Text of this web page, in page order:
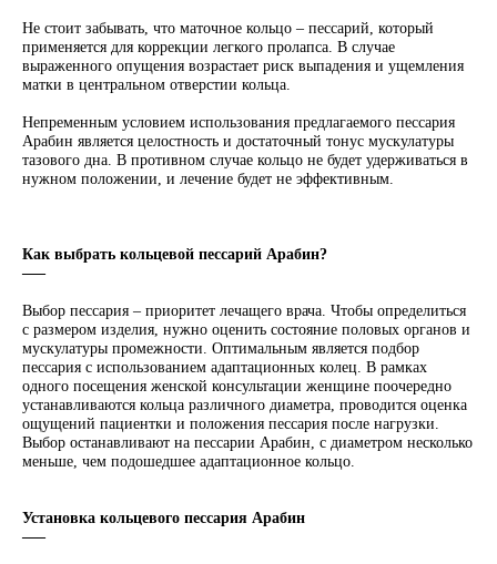
Не стоит забывать, что маточное кольцо – пессарий, который
применяется для коррекции легкого пролапса. В случае
выраженного опущения возрастает риск выпадения и ущемления
матки в центральном отверстии кольца.
Непременным условием использования предлагаемого пессария
Арабин является целостность и достаточный тонус мускулатуры
тазового дна. В противном случае кольцо не будет удерживаться в
нужном положении, и лечение будет не эффективным.
Как выбрать кольцевой пессарий Арабин?
–––
Выбор пессария – приоритет лечащего врача. Чтобы определиться
с размером изделия, нужно оценить состояние половых органов и
мускулатуры промежности. Оптимальным является подбор
пессария с использованием адаптационных колец. В рамках
одного посещения женской консультации женщине поочередно
устанавливаются кольца различного диаметра, проводится оценка
ощущений пациентки и положения пессария после нагрузки.
Выбор останавливают на пессарии Арабин, с диаметром несколько
меньше, чем подошедшее адаптационное кольцо.
Установка кольцевого пессария Арабин
–––